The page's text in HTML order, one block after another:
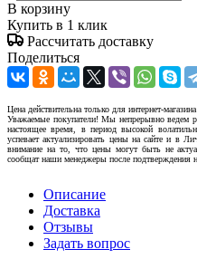
В корзину
Купить в 1 клик
Рассчитать доставку
Поделиться
Цена действительна только для интернет-
Уважаемые покупатели! Мы непрерывно ведем
настоящее время, в период высокой
успевает актуализировать цены на сайте и в
внимание на то, что цены могут быть не
сообщат наши менеджеры после подтверждения
Описание
Доставка
Отзывы
Задать вопрос